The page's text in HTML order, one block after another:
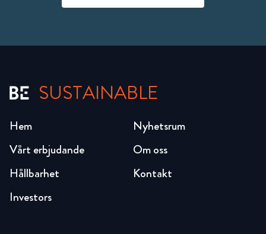
SUSTAINABLE
Hem
Vårt erbjudande
Hållbarhet
Investors
Nyhetsrum
Om oss
Kontakt